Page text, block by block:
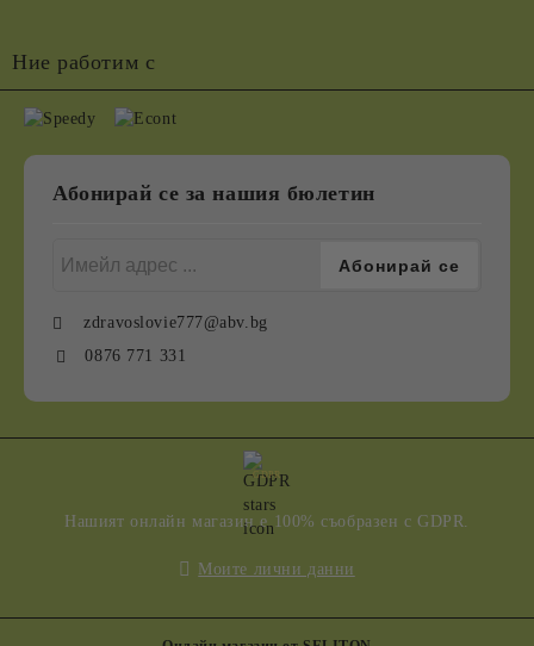
Ние работим с
Абонирай се за нашия бюлетин
zdravoslovie777@abv.bg
0876 771 331
GDPR
Нашият онлайн магазин е 100% съобразен с GDPR.
Моите лични данни